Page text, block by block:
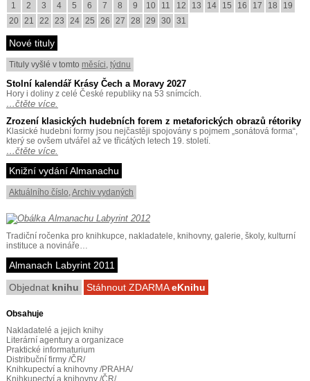
1
2 3 4 5 6 7 8 9 10 11 12 13 14 15 16 17 18
19
20 21 22 23 24 25 26 27 28 29 30 31
Nové tituly
Tituly vyšlé v tomto měsíci, týdnu
Stolní kalendář Krásy Čech a Moravy 2027
Hory i doliny z celé České republiky na 53 snímcích.
…čtěte více.
Zrození klasických hudebních forem z metaforických obrazů rétoriky
Klasické hudební formy jsou nejčastěji spojovány s pojmem „sonátová forma“,
který se ovšem utvářel až ve třicátých letech 19. století.
…čtěte více.
Knižní vydání Almanachu
Aktuálního číslo,Archiv vydaných
Tradiční ročenka pro knihkupce, nakladatele, knihovny, galerie, školy, kulturní
instituce a novináře…
Almanach Labyrint 2011
Objednat knihu Stáhnout ZDARMAeKnihu
Obsahuje
Nakladatelé a jejich knihy
Literární agentury a organizace
Praktické informaturium
Distribuční firmy /ČR/
Knihkupectví a knihovny /PRAHA/
Knihkupectví a knihovny /ČR/